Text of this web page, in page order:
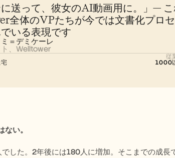
に送って、彼女のAI動画用に。」—
全体のVPたちが今では文書化プロセ
いる表現です
＝デミケーレ
、Welltower
従
1000
い。
た。2年後には180人に増加。そこまでの成長